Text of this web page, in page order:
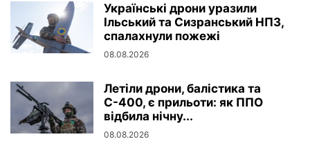
Українські дрони уразили
Ільський та Сизранський НПЗ,
спалахнули пожежі
08.08.2026
Летіли дрони, балістика та
С-400, є прильоти: як ППО
відбила нічну...
08.08.2026